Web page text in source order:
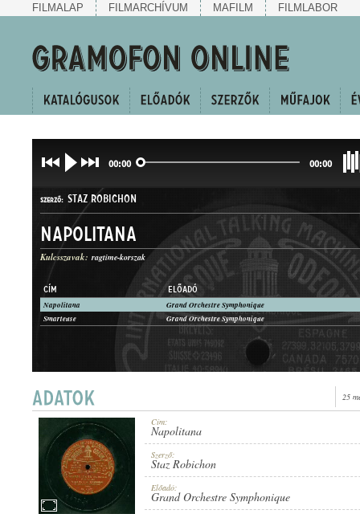
FILMALAP FILMARCHÍVUM MAFILM FILMLABOR
00:00 00:00
SZERZŐ: STAZ ROBICHON
MŰFAJ: GYORSPOLKA
MEGJELENÉS IDEJE: 1907 KÖRÜL
Napolitana
Kulcsszavak: ragtime-korszak
CÍM ELŐADÓ
Napolitana
Grand Orchestre Symphonique
Smarteuse
Grand Orchestre Symphonique
25
Cím:
Napolitana
Szerző:
Staz Robichon
Előadó:
Grand Orchestre Symphonique